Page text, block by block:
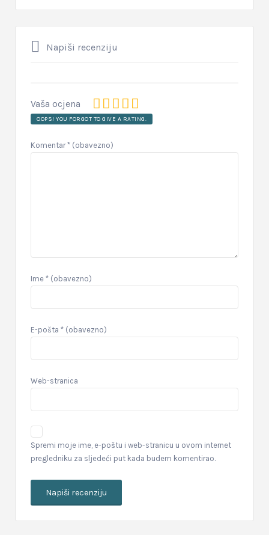
Napiši recenziju
Vaša ocjena
OOPS! YOU FORGOT TO GIVE A RATING.
Komentar* (obavezno)
Ime * (obavezno)
E-pošta * (obavezno)
Web-stranica
Spremi moje ime, e-poštu i web-stranicu u ovom internet
pregledniku za sljedeći put kada budem komentirao.